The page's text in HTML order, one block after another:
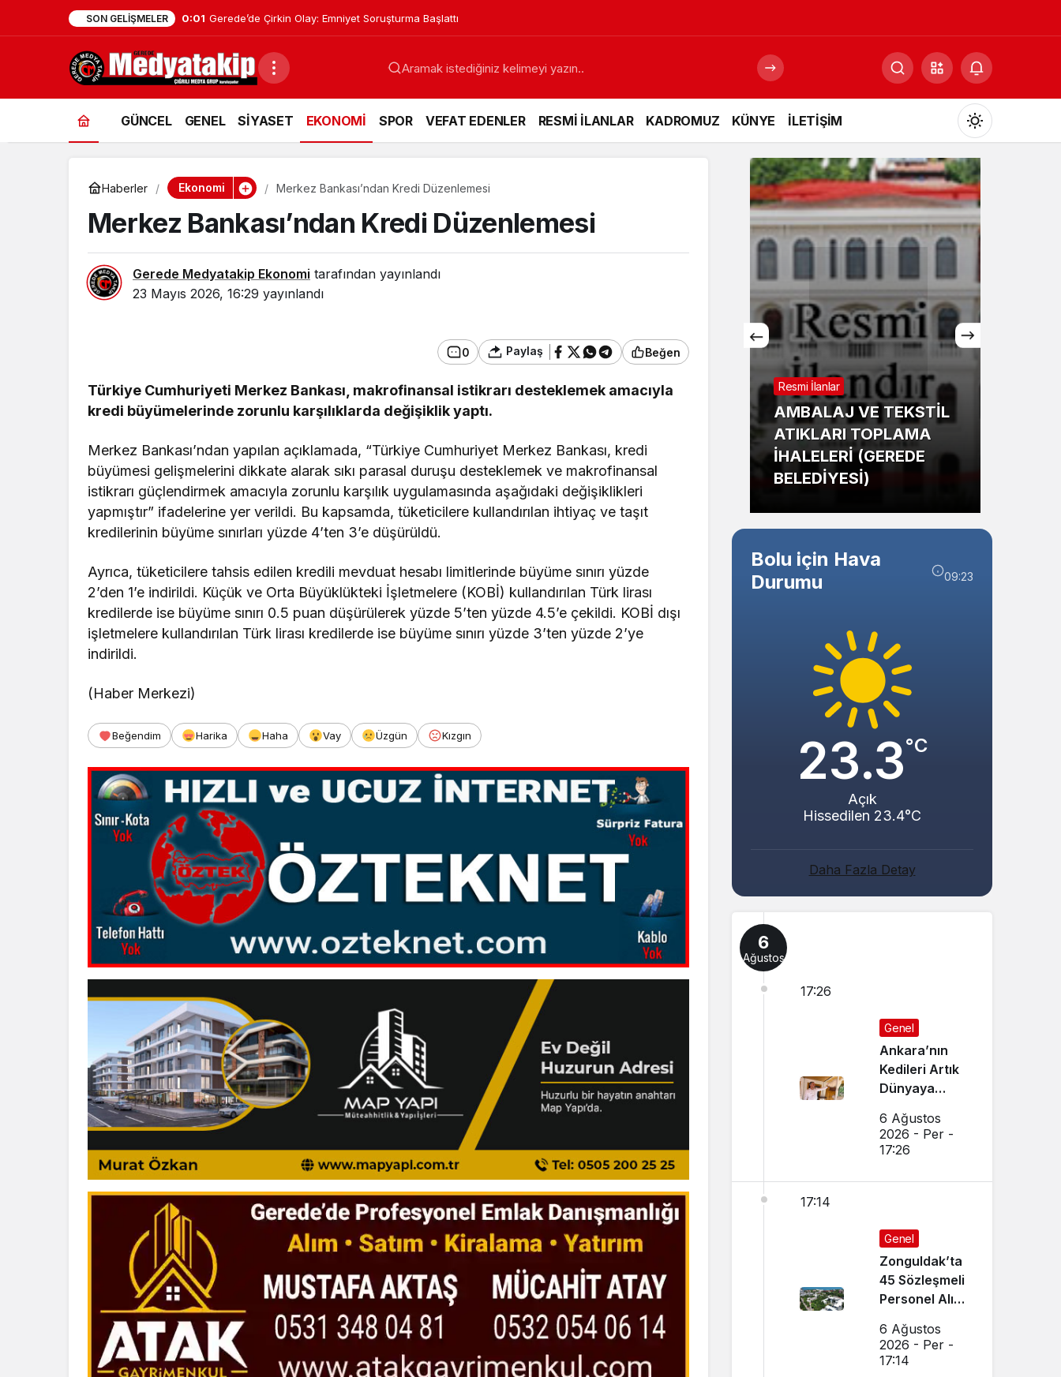
SON GELIŞMELER 0:01 Geredeli Tanınmış Siyasetçinin Acı Günü
GÜNCEL GENEL SİYASET EKONOMİ SPOR VEFAT EDENLER RESMİ İLANLAR KADROMUZ KÜNYE İLETİŞİM
Mod
değiştir
Gündüz Modu
Gece Modu
Gece modunu seçin.
Sistem Modu
Sistem modunu seçin.
Haberler Ekonomi Merkez Bankası’ndan Kredi Düzenlemesi
Merkez Bankası’ndan Kredi Düzenlemesi
Gerede Medyatakip Ekonomi tarafından yayınlandı
23 Mayıs 2026, 16:29 yayınlandı
0 Paylaş Beğen
Türkiye Cumhuriyeti Merkez Bankası, makrofinansal istikrarı desteklemek amacıyla
kredi büyümelerinde zorunlu karşılıklarda değişiklik yaptı.
Merkez Bankası’ndan yapılan açıklamada, “Türkiye Cumhuriyet Merkez Bankası, kredi
büyümesi gelişmelerini dikkate alarak sıkı parasal duruşu desteklemek ve makrofinansal
istikrarı güçlendirmek amacıyla zorunlu karşılık uygulamasında aşağıdaki değişiklikleri
yapmıştır” ifadelerine yer verildi. Bu kapsamda, tüketicilere kullandırılan ihtiyaç ve taşıt
kredilerinin büyüme sınırları yüzde 4’ten 3’e düşürüldü.
Ayrıca, tüketicilere tahsis edilen kredili mevduat hesabı limitlerinde büyüme sınırı yüzde
2’den 1’e indirildi. Küçük ve Orta Büyüklükteki İşletmelere (KOBİ) kullandırılan Türk lirası
kredilerde ise büyüme sınırı 0.5 puan düşürülerek yüzde 5’ten yüzde 4.5’e çekildi. KOBİ dışı
işletmelere kullandırılan Türk lirası kredilerde ise büyüme sınırı yüzde 3’ten yüzde 2’ye
indirildi.
(Haber Merkezi)
Beğendim Harika Haha Vay Üzgün Kızgın
Güncel
Emniyet Soruşturma
Başlattı
Geredeli Tanınmış
Siyasetçinin Acı Günü
Resmi İlanlar
AMBALAJ VE TEKSTİL
ATIKLARI TOPLAMA
İHALELERİ (GEREDE
BELEDİYESİ)
Bolu için Hava
Durumu
09:23
23.3°C
Açık
Hissedilen 23.4°C
Daha Fazla Detay
6
Ağustos
17:26
Genel
Ankara’nın
Kedileri Artık
Dünyaya
Tanıtılıyor
6 Ağustos
2026 - Per -
17:26
17:14
Genel
Zonguldak’ta
45 Sözleşmeli
Personel Alımı
6 Ağustos
2026 - Per -
17:14